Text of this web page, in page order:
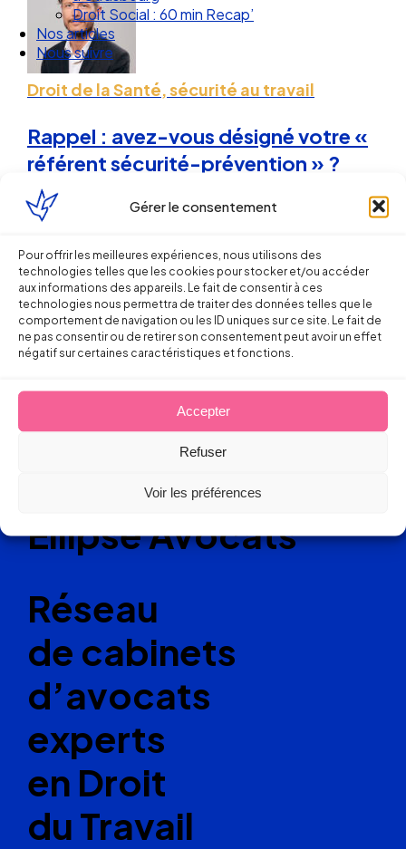
Gérer le consentement
Pour offrir les meilleures expériences, nous utilisons des
technologies telles que les cookies pour stocker et/ou accéder
aux informations des appareils. Le fait de consentir à ces
technologies nous permettra de traiter des données telles que le
comportement de navigation ou les ID uniques sur ce site. Le fait de
ne pas consentir ou de retirer son consentement peut avoir un effet
négatif sur certaines caractéristiques et fonctions.
Accepter
Refuser
Voir les préférences
Droit Social : 60 min Recap’
Nos articles
Nous suivre
Droit de la Santé, sécurité au travail
Rappel : avez-vous désigné votre «
référent sécurité-prévention » ?
Sébastien MILLET
26 septembre 2012
Ellipse Avocats
Réseau
de cabinets
d’avocats
experts
en Droit
du Travail